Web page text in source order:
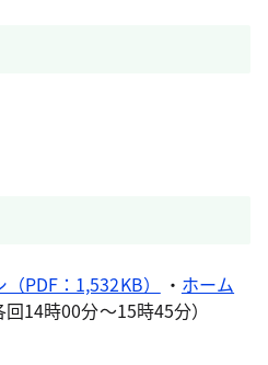
PDF：1,532KB） ・ ホーム
14時00分～15時45分）